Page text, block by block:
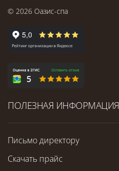
© 2026 Оазис-спа
ПОЛЕЗНАЯ ИНФОРМАЦИЯ
Письмо директору
Скачать прайс